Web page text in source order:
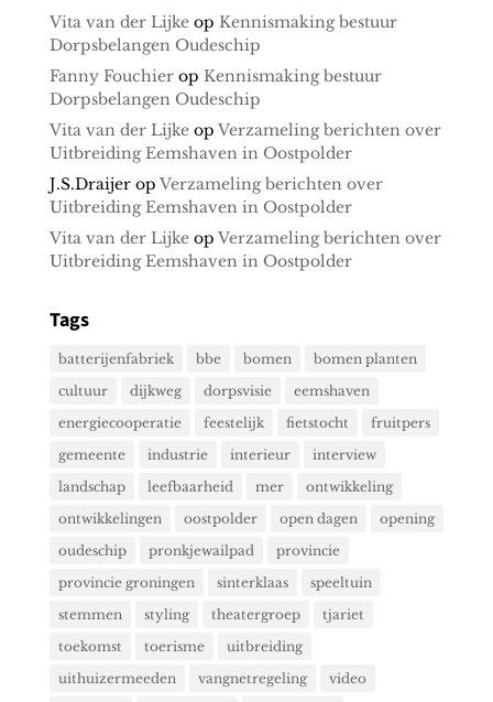
Vita van der Lijkeop Kennismaking bestuur
Dorpsbelangen Oudeschip
Fanny Fouchierop Kennismaking bestuur
Dorpsbelangen Oudeschip
Vita van der Lijkeop Verzameling berichten over
Uitbreiding Eemshaven in Oostpolder
J.S.Draijerop Verzameling berichten over
Uitbreiding Eemshaven in Oostpolder
Vita van der Lijkeop Verzameling berichten over
Uitbreiding Eemshaven in Oostpolder
Tags
batterijenfabriek bbe bomen
bomen planten
cultuur
dijkweg dorpsvisie
eemshaven
energiecooperatie
feestelijk fietstocht
fruitpers
gemeente
industrie interieur
interview
landschap
leefbaarheid mer
ontwikkeling
ontwikkelingen
oostpolder open dagen
opening
oudeschip
pronkjewailpad
provincie
provincie groningen
sinterklaas
speeltuin
stemmen
styling theatergroep
tjariet
toekomst
toerisme
uitbreiding
uithuizermeeden
vangnetregeling
video